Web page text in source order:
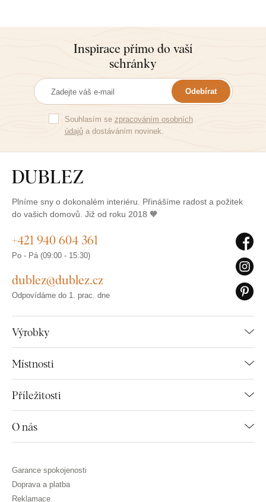
Inspirace přímo do vaší
schránky
Odebírat
Souhlasím se zpracováním osobních
údajůa dostáváním novinek.
Plníme sny o dokonalém interiéru. Přinášíme radost a požitek
do vašich domovů. Již od roku 2018 🧡
Výrobky
Místnosti
Příležitosti
O nás
+421 940 604 361
Po - Pá (09:00 - 15:30)
dublez@dublez.cz
Odpovídáme do 1. prac. dne
Garance spokojenosti
Doprava a platba
Reklamace